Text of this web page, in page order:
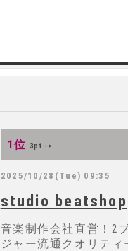
1位 3pt ->
2025/10/28(Tue) 09:35
studio beatshop
音楽制作会社直営！2
ジャー流通クオリテ